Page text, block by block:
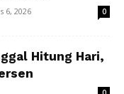
6, 2026 0
Hitung Hari,